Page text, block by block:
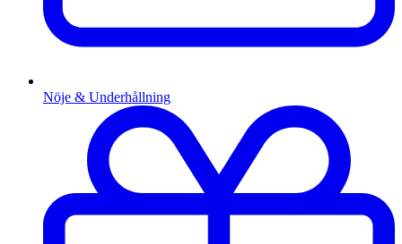
Nöje & Underhållning